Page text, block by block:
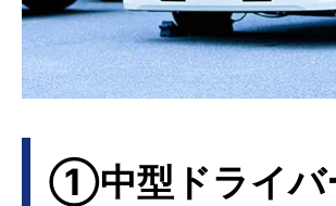
入社6年
大
入
を
①中型ドライバ